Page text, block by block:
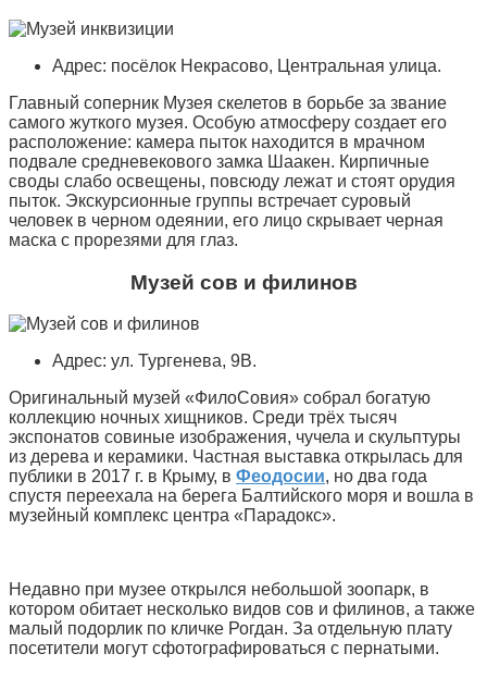
Адрес: посёлок Некрасово, Центральная улица.
Главный соперник Музея скелетов в борьбе за звание
самого жуткого музея. Особую атмосферу создает его
расположение: камера пыток находится в мрачном
подвале средневекового замка Шаакен. Кирпичные
своды слабо освещены, повсюду лежат и стоят орудия
пыток. Экскурсионные группы встречает суровый
человек в черном одеянии, его лицо скрывает черная
маска с прорезями для глаз.
Музей сов и филинов
Адрес: ул. Тургенева, 9В.
Оригинальный музей «ФилоСовия» собрал богатую
коллекцию ночных хищников. Среди трёх тысяч
экспонатов совиные изображения, чучела и скульптуры
из дерева и керамики. Частная выставка открылась для
публики в 2017 г. в Крыму, в Феодосии, но два года
спустя переехала на берега Балтийского моря и вошла в
музейный комплекс центра «Парадокс».
Недавно при музее открылся небольшой зоопарк, в
котором обитает несколько видов сов и филинов, а также
малый подорлик по кличке Рогдан. За отдельную плату
посетители могут сфотографироваться с пернатыми.